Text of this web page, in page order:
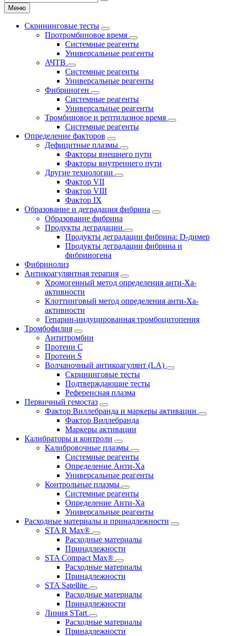
Меню
Скрининговые тесты
Протромбиновое время
Системные реагенты
Универсальные реагенты
АЧТВ
Системные реагенты
Универсальные реагенты
Фибриноген
Системные реагенты
Универсальные реагенты
Тромбиновое и рептилазное время
Системные реагенты
Определение факторов
Дефицитные плазмы
Факторы внешнего пути
Факторы внутреннего пути
Другие технологии
Фактор VII
Фактор VIII
Фактор IX
Образование и деградация фибрина
Образование фибрина
Продукты деградации
Продукты деградации фибрина: D-димер
Продукты деградации фибрина и
фибриногена
Фибринолиз
Антикоагулянтная терапия
Хромогенный метод определения анти-Ха-
активности
Клоттинговый метод определения анти-Ха-
активности
Гепарин-индуцированная тромбоцитопения
Тромбофилия
Антитромбин
Протеин С
Протеин S
Волчаночный антикоагулянт (LA)
Скрининговые тесты
Подтверждающие тесты
Референсная плазма
Первичный гемостаз
Фактор Виллебранда и маркеры активации
Фактор Виллебранда
Маркеры активации
Калибраторы и контроли
Калибровочные плазмы
Системные реагенты
Определение Анти-Ха
Универсальные реагенты
Контрольные плазмы
Системные реагенты
Определение Анти-Ха
Универсальные реагенты
Расходные материалы и принадлежности
STA R Max®
Расходные материалы
Принадлежности
STA Compact Max®
Расходные материалы
Принадлежности
STA Satellite
Расходные материалы
Принадлежности
Линия STart
Расходные материалы
Принадлежности